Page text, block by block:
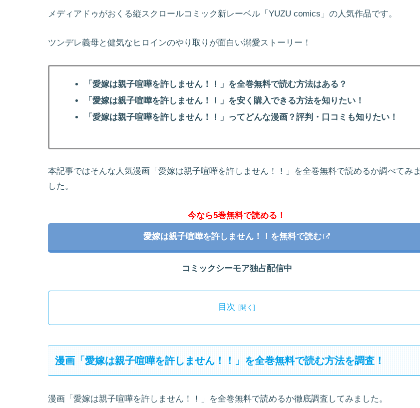
メディアドゥがおくる縦スクロールコミック新レーベル「YUZU comics」の人気作品です。
ツンデレ義母と健気なヒロインのやり取りが面白い溺愛ストーリー！
「愛嫁は親子喧嘩を許しません！！」を全巻無料で読む方法はある？
「愛嫁は親子喧嘩を許しません！！」を安く購入できる方法を知りたい！
「愛嫁は親子喧嘩を許しません！！」ってどんな漫画？評判・口コミも知りたい！
本記事ではそんな人気漫画「愛嫁は親子喧嘩を許しません！！」を全巻無料で読めるか調べてみま
した。
今なら5巻無料で読める！
愛嫁は親子喧嘩を許しません！！を無料で読む
コミックシーモア独占配信中
目次
漫画「愛嫁は親子喧嘩を許しません！！」を全巻無料で読む方法を調査！
漫画「愛嫁は親子喧嘩を許しません！！」を全巻無料で読めるか徹底調査してみました。